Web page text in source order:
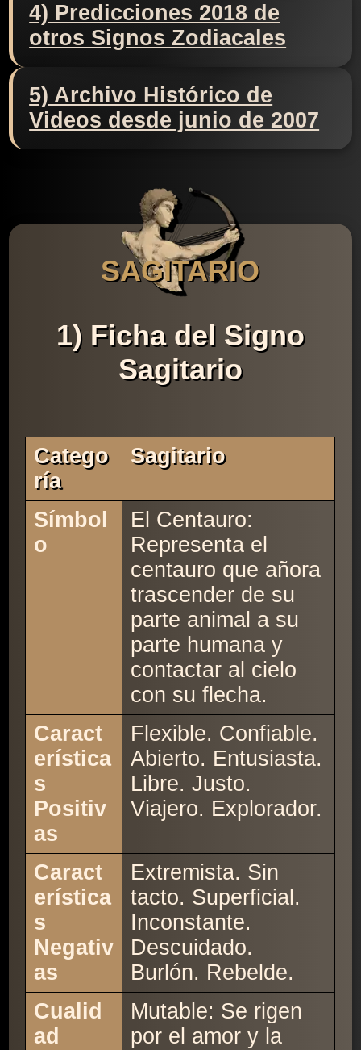
4) Predicciones 2018 de
otros Signos Zodiacales
5) Archivo Histórico de
Videos desde junio de 2007
SAGITARIO
1) Ficha del Signo
Sagitario
Catego
Ría
Sagitario
Símbol
o
El Centauro:
Representa el
centauro que añora
trascender de su
parte animal a su
parte humana y
contactar al cielo
con su flecha.
Caract
erística
s
Positiv
as
Flexible. Confiable.
Abierto. Entusiasta.
Libre. Justo.
Viajero. Explorador.
Caract
erística
s
Negativ
as
Extremista. Sin
tacto. Superficial.
Inconstante.
Descuidado.
Burlón. Rebelde.
Cualid
ad
Mutable: Se rigen
por el amor y la